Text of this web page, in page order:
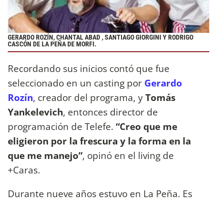
GERARDO ROZÍN, CHANTAL ABAD , SANTIAGO GIORGINI Y RODRIGO
CASCÓN DE LA PEÑA DE MORFI.
Recordando sus inicios contó que fue
seleccionado en un casting por Gerardo
Rozín, creador del programa, y ​​Tomás
Yankelevich, entonces director de
programación de Telefe. “Creo que me
eligieron por la frescura y la forma en la
que me manejo”, opinó en el living de
+Caras.
Durante nueve años estuvo en La Peña. Es